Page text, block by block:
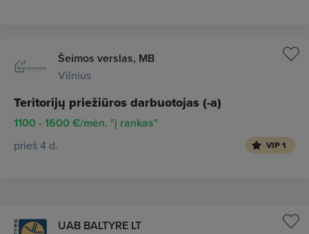
Šeimos verslas, MB
Vilnius
Teritorijų priežiūros darbuotojas (-a)
1100 - 1600 €/mėn. "į rankas"
prieš 4 d. VIP 1
UAB BALTYRE LT